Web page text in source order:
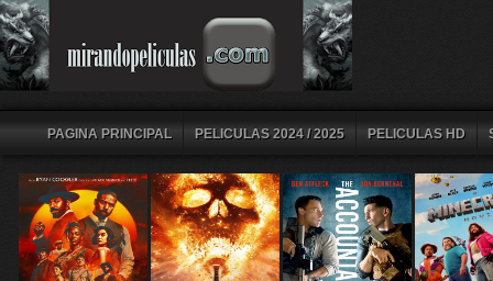
PAGINA PRINCIPAL PELICULAS 2024 / 2025 PELICULAS HD